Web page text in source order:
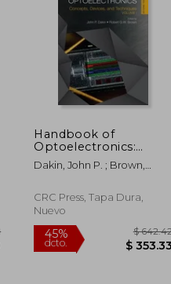
$ 108.36
$ 65.02 dcto.
Handbook of
Optoelectronics:
Concepts, Devices,
and Techniques
Inglés)
Dakin, John P. ; Brown,
CRC Press, Tapa Dura,
Nuevo